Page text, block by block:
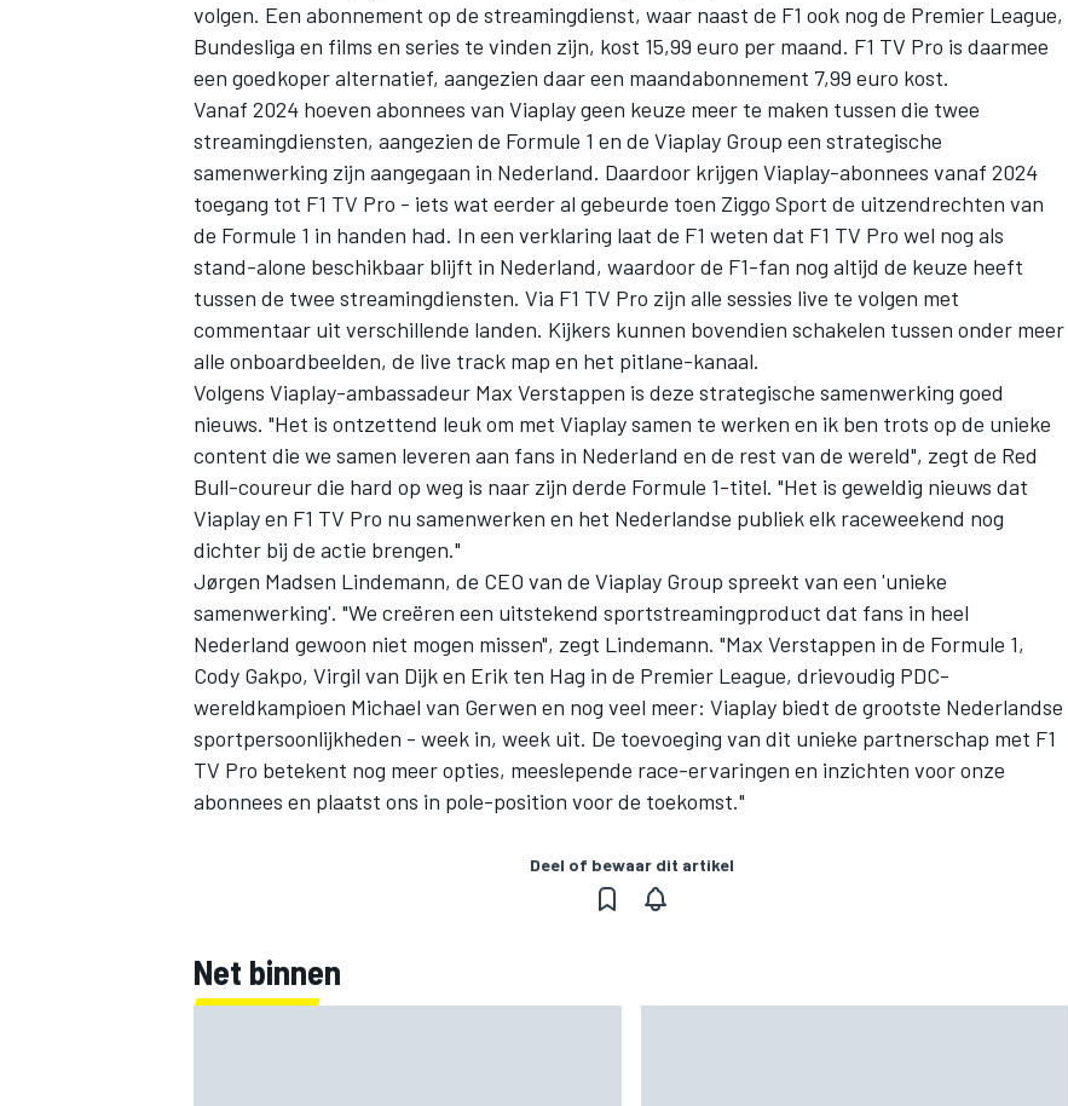
volgen. Een abonnement op de streamingdienst, waar naast de F1 ook nog de Premier League,
Bundesliga en films en series te vinden zijn, kost 15,99 euro per maand. F1 TV Pro is daarmee
een goedkoper alternatief, aangezien daareen maandabonnement 7,99 euro kost.
Vanaf 2024 hoeven abonnees van Viaplay geen keuze meer te maken tussen die twee
streamingdiensten, aangezien de Formule 1 en de Viaplay Group een strategische
samenwerking zijn aangegaan in Nederland. Daardoor krijgen Viaplay-abonnees vanaf 2024
toegang tot F1 TV Pro - iets wat eerder al gebeurde toen Ziggo Sport de uitzendrechten van
de Formule 1 in handen had. In een verklaring laat de F1 weten dat F1 TV Pro wel nog als
stand-alone beschikbaar blijft in Nederland, waardoor de F1-fan nog altijd de keuze heeft
tussen de twee streamingdiensten. Via F1 TV Pro zijn alle sessies live te volgen met
commentaar uit verschillende landen. Kijkers kunnen bovendien schakelen tussen onder meer
alle onboardbeelden, de live track map en het pitlane-kanaal.
Volgens Viaplay-ambassadeur Max Verstappen is deze strategische samenwerking goed
nieuws. "Het is ontzettend leuk om met Viaplay samen te werken en ik ben trots op de unieke
content die we samen leveren aan fans in Nederland en de rest van de wereld", zegt de Red
Bull-coureur die hard op weg is naar zijn derde Formule 1-titel. "Het is geweldig nieuws dat
Viaplay en F1 TV Pro nu samenwerken en het Nederlandse publiek elk raceweekend nog
dichter bij de actie brengen."
Jørgen Madsen Lindemann, de CEO van de Viaplay Group spreekt van een 'unieke
samenwerking'. "We creëren een uitstekend sportstreamingproduct dat fans in heel
Nederland gewoon niet mogen missen", zegt Lindemann. "Max Verstappen in de Formule 1,
Cody Gakpo, Virgil van Dijk en Erik ten Hag in de Premier League, drievoudig PDC-
wereldkampioen Michael van Gerwen en nog veel meer: Viaplay biedt de grootste Nederlandse
sportpersoonlijkheden - week in, week uit. De toevoeging van dit unieke partnerschap met F1
TV Pro betekent nog meer opties, meeslepende race-ervaringen en inzichten voor onze
abonnees en plaatst ons in pole-position voor de toekomst."
Deel of bewaar dit artikel
Net binnen